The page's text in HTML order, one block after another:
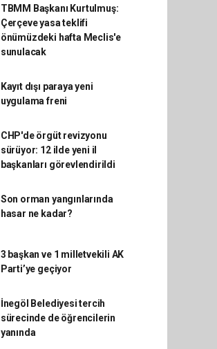
TBMM Başkanı Kurtulmuş:
Çerçeve yasa teklifi
önümüzdeki hafta Meclis'e
sunulacak
Kayıt dışı paraya yeni
uygulama freni
CHP'de örgüt revizyonu
sürüyor: 12 ilde yeni il
başkanları görevlendirildi
Son orman yangınlarında
hasar ne kadar?
3 başkan ve 1 milletvekili AK
Parti’ye geçiyor
İnegöl Belediyesi tercih
sürecinde de öğrencilerin
yanında